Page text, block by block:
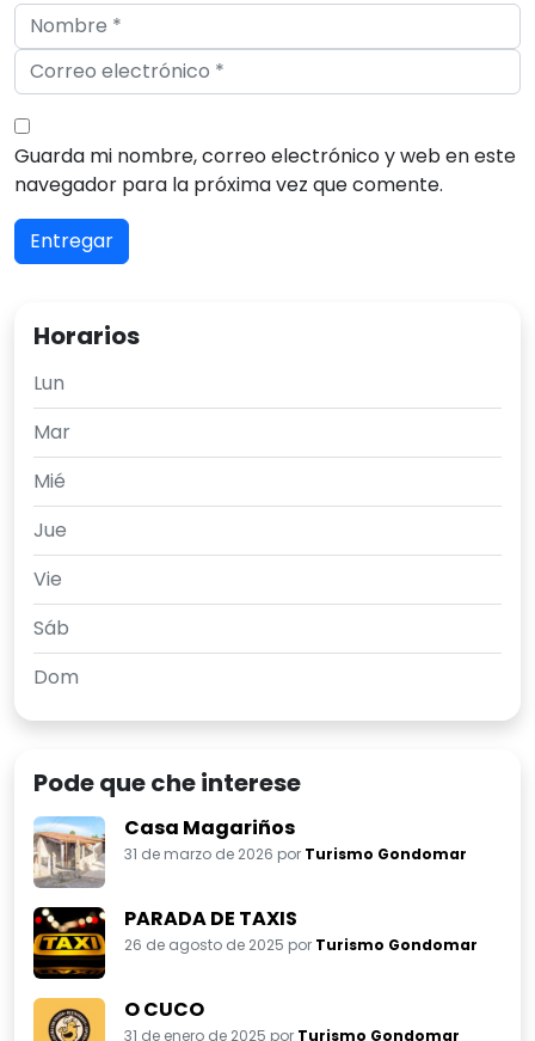
Guarda mi nombre, correo electrónico y web en este
navegador para la próxima vez que comente.
Horarios
Lun
Mar
Mié
Jue
Vie
Sáb
Dom
Pode que che interese
Casa Magariños
31 de marzo de 2026 por Turismo Gondomar
PARADA DE TAXIS
26 de agosto de 2025 por Turismo Gondomar
O CUCO
31 de enero de 2025 por Turismo Gondomar